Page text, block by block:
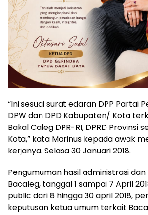
“Ini sesuai surat edaran DPP Partai
DPW dan DPD Kabupaten/ Kota
Bakal Caleg DPR-RI, DPRD Provinsi
Kota,” kata Marinus kepada awak
kerjanya. Selasa 30 Januari 2018.
Pengumuman hasil administrasi
Bacaleg, tanggal 1 sampai 7 April
public dari 8 hingga 30 april 2018,
keputusan ketua umum terkait